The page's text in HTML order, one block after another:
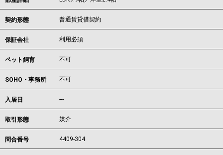
契約形態 普通賃貸借契約
保証会社 利用必須
ペット飼育 不可
SOHO・事務所 不可
入居日 ---
取引形態 媒介
問合番号 4409-304